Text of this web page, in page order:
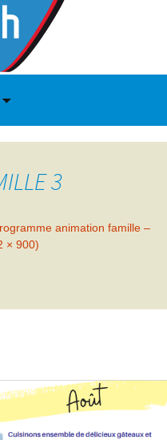
3
animation famille –
× 900)